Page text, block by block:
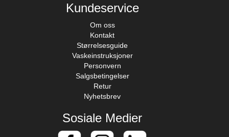
Kundeservice
Om oss
Kontakt
Størrelsesguide
Vaskeinstruksjoner
Personvern
Salgsbetingelser
Retur
Nyhetsbrev
Sosiale Medier